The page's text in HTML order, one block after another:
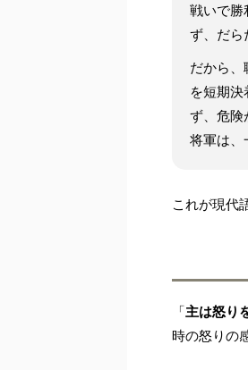
戦いで勝
ず、だら
だから
を短期
ず、危険
将軍は、
これが現代
「主は怒り
時の怒りの